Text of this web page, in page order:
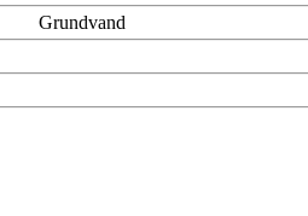
Grundvand